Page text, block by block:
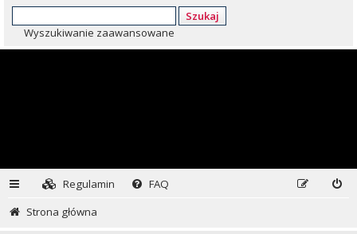
Szukaj
Wyszukiwanie zaawansowane
Regulamin
FAQ
Strona główna